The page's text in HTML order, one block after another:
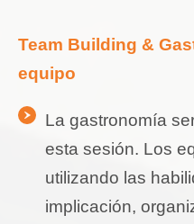
Team Building &
equipo
La gastronomía
esta sesión. Los
utilizando las
implicación,